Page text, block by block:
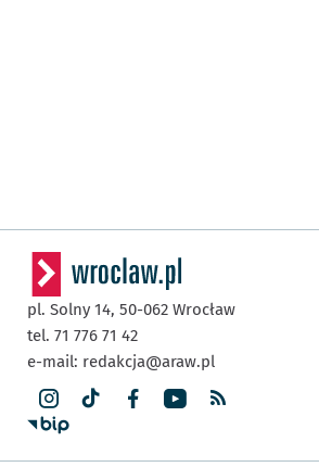
pl. Solny 14, 50-062 Wrocław
tel. 71 776 71 42
e-mail: redakcja@araw.pl